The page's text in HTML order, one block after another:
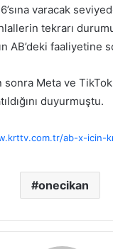
varacak
tekrarı
AB’deki faaliyetine
sonra Meta ve
duyurmuştu.
ab-x-icin-
onecikan